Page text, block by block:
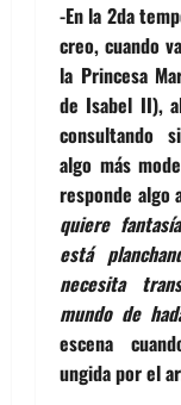
-En la 2da
creo, cuando
la Princesa
de Isabel II),
consultando
algo más
responde algo
quiere
está
necesita
mundo de
escena
ungida por el